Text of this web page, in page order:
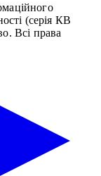
(серія КВ
Всі права